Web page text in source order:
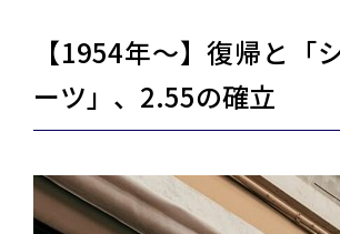
【1954年〜】復帰と「
ーツ」、2.55の確立